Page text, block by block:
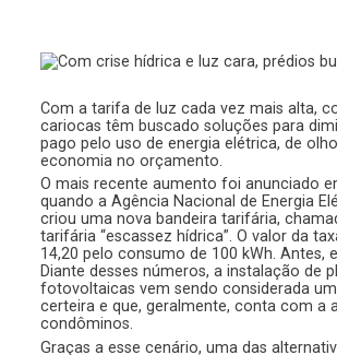
Com a tarifa de luz cada vez mais alta,
cariocas têm buscado soluções para
pago pelo uso de energia elétrica, de
economia no orçamento.
O mais recente aumento foi anunciado
quando a Agência Nacional de Energia
criou uma nova bandeira tarifária,
tarifária “escassez hídrica”. O valor da
14,20 pelo consumo de 100 kWh. Antes,
Diante desses números, a instalação de
fotovoltaicas vem sendo considerada
certeira e que, geralmente, conta com a
condôminos.
Graças a esse cenário, uma das